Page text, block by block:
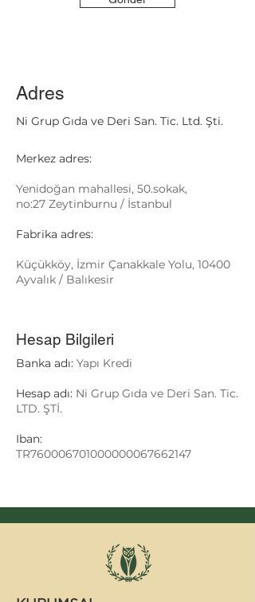
Adres
Ni Grup Gıda ve Deri San. Tic. Ltd. Şti.
Merkez adres:
Yenidoğan mahallesi, 50.sokak,
no:27 Zeytinburnu / İstanbul
Fabrika adres:
Küçükköy, İzmir Çanakkale Yolu, 10400
Ayvalık / Balıkesir
Hesap Bilgileri
Banka adı: Yapı Kredi
Hesap adı: Ni Grup Gıda ve Deri San. Tic.
LTD. ŞTİ.
Iban:
TR760006701000000067662147